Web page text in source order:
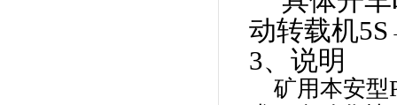
动转载机5S
3、说明
矿用本安型